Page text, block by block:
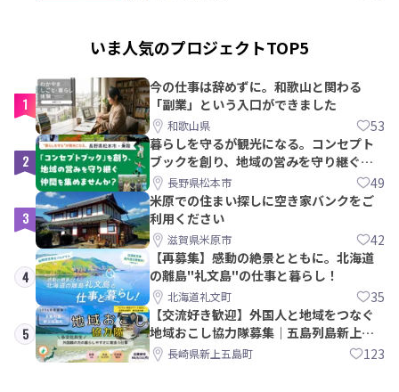
いま人気のプロジェクトTOP5
1
今の仕事は辞めずに。和歌山と関わる
「副業」という入口ができました
和歌山県 53
2
暮らしを守るが観光になる。コンセプト
ブックを創り、地域の営みを守り継ぐ仲
間を集めませんか？
長野県松本市 49
3
米原での住まい探しに空き家バンクをご
利用ください
滋賀県米原市 42
4
【再募集】感動の絶景とともに。北海道
の離島"礼文島"の仕事と暮らし！
北海道礼文町 35
5
【交流好き歓迎】外国人と地域をつなぐ
地域おこし協力隊募集｜五島列島新上五
島町長崎県新上五島町 123